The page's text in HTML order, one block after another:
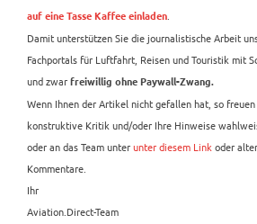
auf eine Tasse Kaffee einladen
Damit unterstützen Sie die journalistische Arbeit
Fachportals für Luftfahrt, Reisen und Touristik mit
und zwar freiwillig ohne Paywall-Zwang.
Wenn Ihnen der Artikel nicht gefallen hat, so
konstruktive Kritik und/oder Ihre Hinweise
oder an das Team unterunter diesem Link oder
Kommentare.
Ihr
Aviation.Direct-Team